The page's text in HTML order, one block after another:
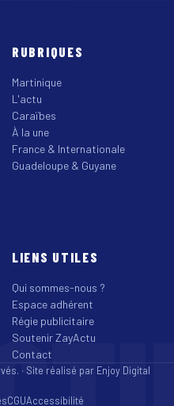
RUBRIQUES
Martinique
L'actu
Caraïbes
À la une
France & Internationale
Guadeloupe & Guyane
LIENS UTILES
Qui sommes-nous ?
Espace adhérent
Régie publicitaire
Soutenir ZayActu
Contact
· Site réalisé par Enjoy Digital
CGUAccessibilité